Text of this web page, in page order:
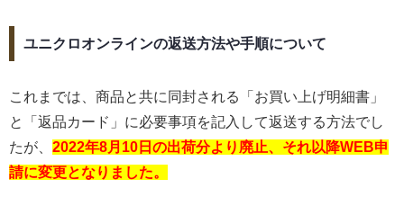
ユニクロオンラインの返送方法や手順について
これまでは、商品と共に同封される「お買い上げ明細書」
と「返品カード」に必要事項を記入して返送する方法でし
たが、 2022年8月10日の出荷分より廃止、それ以降WEB申
請に変更となりました。